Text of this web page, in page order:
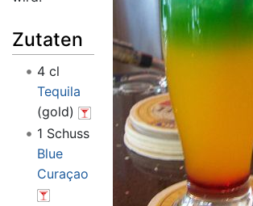
Zutaten
4 cl
Tequila
(gold)
1 Schuss
Blue
Curaçao